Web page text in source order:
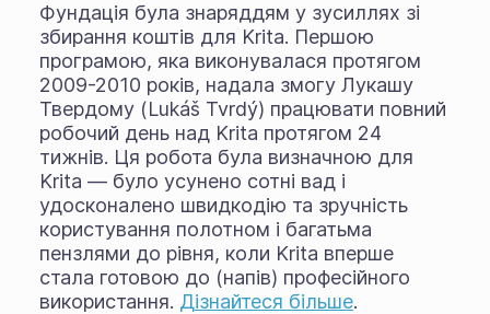
Фундація була знаряддям у зусиллях зі
збирання коштів для Krita. Першою
програмою, яка виконувалася протягом
2009-2010 років, надала змогу Лукашу
Твердому (Lukáš Tvrdý) працювати повний
робочий день над Krita протягом 24
тижнів. Ця робота була визначною для
Krita — було усунено сотні вад і
удосконалено швидкодію та зручність
користування полотном і багатьма
пензлями до рівня, коли Krita вперше
стала готовою до (напів) професійного
використання. Дізнайтеся більше.